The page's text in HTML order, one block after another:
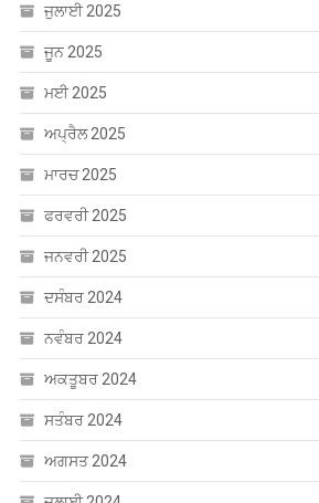
ਜੂਨ 2025
ਮਈ 2025
ਅਪ੍ਰੈਲ 2025
ਮਾਰਚ 2025
ਫਰਵਰੀ 2025
ਜਨਵਰੀ 2025
ਦਸੰਬਰ 2024
ਨਵੰਬਰ 2024
ਅਕਤੂਬਰ 2024
ਸਤੰਬਰ 2024
ਅਗਸਤ 2024
ਜੁਲਾਈ 2024